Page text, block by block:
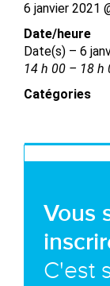
6 janvier 2021
Date/​heure
Date(s) – 6
14 h 00 – 18 h
Catégories
Vous
C'est